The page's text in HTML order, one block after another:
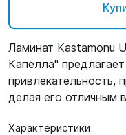
Ламинат Kastamonu
Капелла"
привлекательность,
делая его отличным
Характеристики